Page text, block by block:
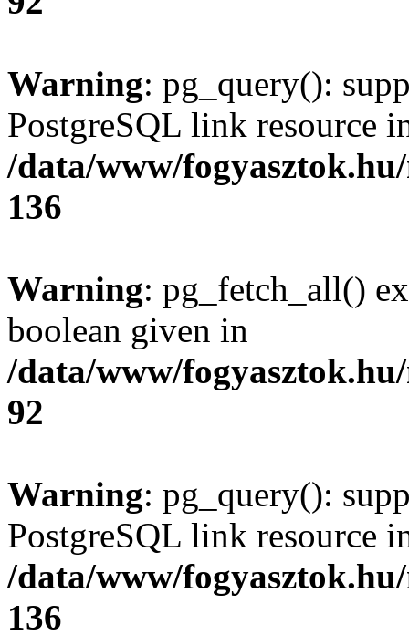
Warning: pg_query():
PostgreSQL link resource
/data/www/
136
Warning: pg_fetch_all()
boolean given in
/data/www/
92
Warning: pg_query():
PostgreSQL link resource
/data/www/
136